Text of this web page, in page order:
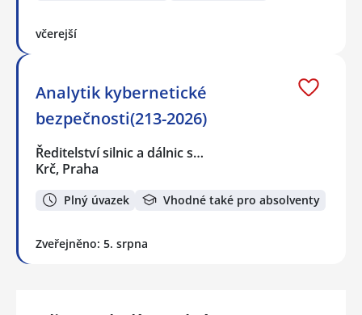
včerejší
Analytik kybernetické
bezpečnosti(213-2026)
Ředitelství silnic a dálnic s…
Krč, Praha
Plný úvazek Vhodné také pro absolventy
Zveřejněno: 5. srpna